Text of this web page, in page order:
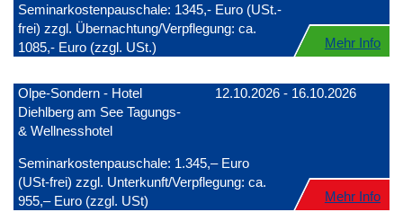
Seminarkostenpauschale: 1345,- Euro (USt.-
frei) zzgl. Übernachtung/Verpflegung: ca.
1085,- Euro (zzgl. USt.)
Mehr Info
Olpe-Sondern - Hotel
Diehlberg am See Tagungs-
& Wellnesshotel
12.10.2026 - 16.10.2026
Seminarkostenpauschale: 1.345,– Euro
(USt-frei) zzgl. Unterkunft/Verpflegung: ca.
955,– Euro (zzgl. USt)
Mehr Info